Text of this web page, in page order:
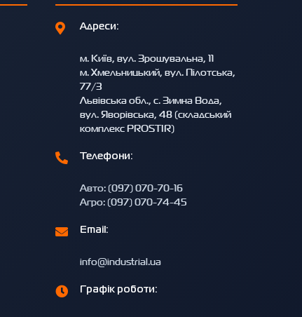
Адреси:
м. Київ, вул. Зрошувальна, 11
м. Хмельницький, вул. Пілотська,
77/3
Львівська обл., с. Зимна Вода,
вул. Яворівська, 48 (складський
комплекс PROSTIR)
Телефони:
Авто: (097) 070-70-16
Агро: (097) 070-74-45
Email:
info@industrial.ua
Графік роботи: